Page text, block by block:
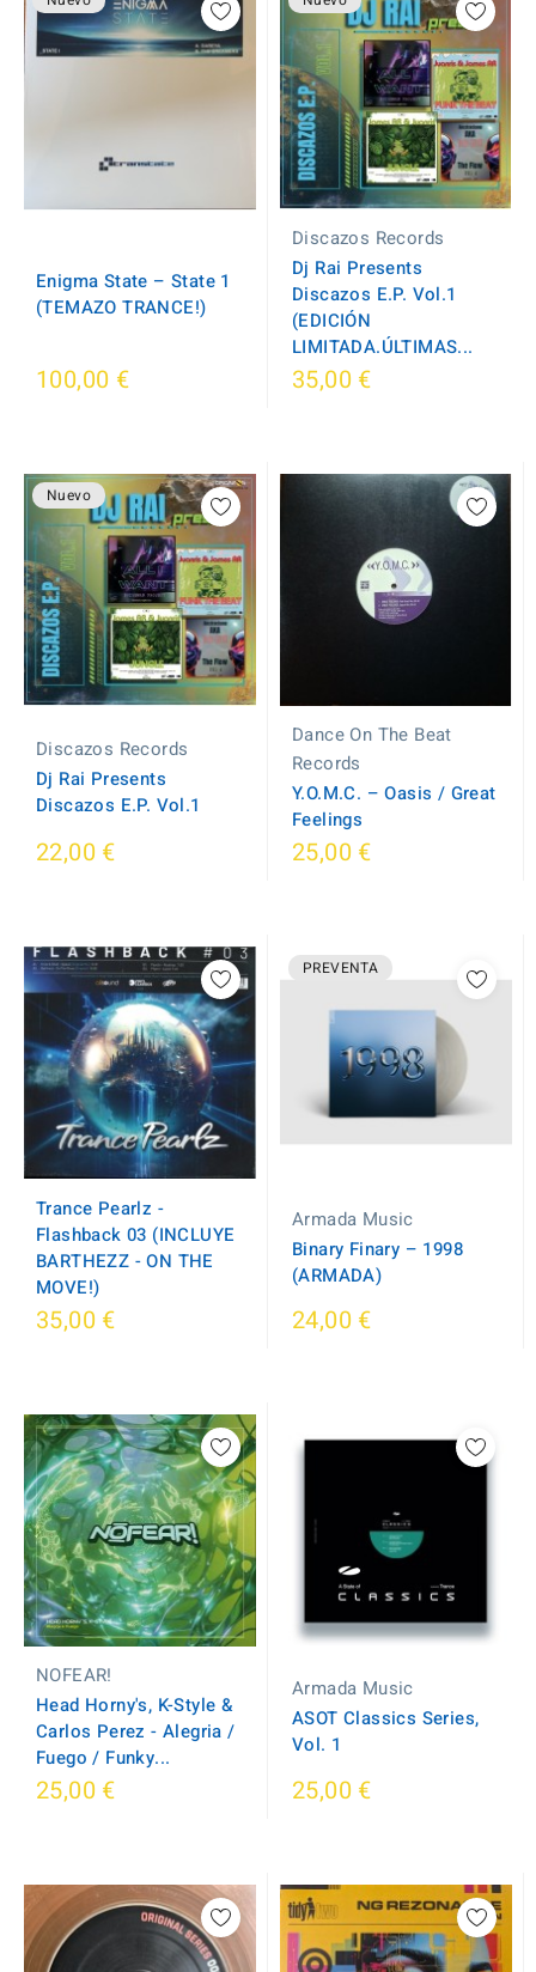
Enigma State – State 1
(TEMAZO TRANCE!)
100,00 €
Discazos Records
Dj Rai Presents
Discazos E.P. Vol.1
(EDICIÓN
LIMITADA.ÚLTIMAS...
35,00 €
Nuevo
Discazos Records
Dj Rai Presents
Discazos E.P. Vol.1
22,00 €
Dance On The Beat
Records
Y.O.M.C. – Oasis / Great
Feelings
25,00 €
Trance Pearlz -
Flashback 03 (INCLUYE
BARTHEZZ - ON THE
MOVE!)
35,00 €
PREVENTA
Armada Music
Binary Finary ‎– 1998
(ARMADA)
24,00 €
NOFEAR!
Head Horny's, K-Style &
Carlos Perez - Alegria /
Fuego / Funky...
25,00 €
Armada Music
ASOT Classics Series,
Vol. 1
25,00 €